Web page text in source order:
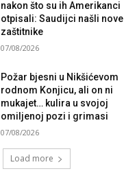
nakon što su ih Amerikanci
otpisali: Saudijci našli nove
zaštitnike
07/08/2026
Požar bjesni u Nikšićevom
rodnom Konjicu, ali on ni
mukajet… kulira u svojoj
omiljenoj pozi i grimasi
07/08/2026
Load more